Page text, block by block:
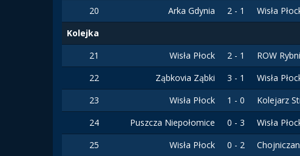
20 Arka Gdynia 2 - 1 Wisła
Kolejka
21
Wisła Płock 2 - 1 ROW
22
Ząbkovia Ząbki 3 - 1 Wisła
23
Wisła Płock 1 - 0 Kolejarz
24
Puszcza Niepołomice 0 - 3 Wisła
25
Wisła Płock 0 - 2